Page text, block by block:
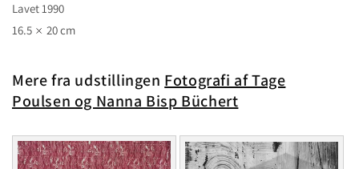
Lavet 1990
16.5
20 cm
Mere fra udstillingen Fotografi af Tage
Poulsen og Nanna Bisp Büchert